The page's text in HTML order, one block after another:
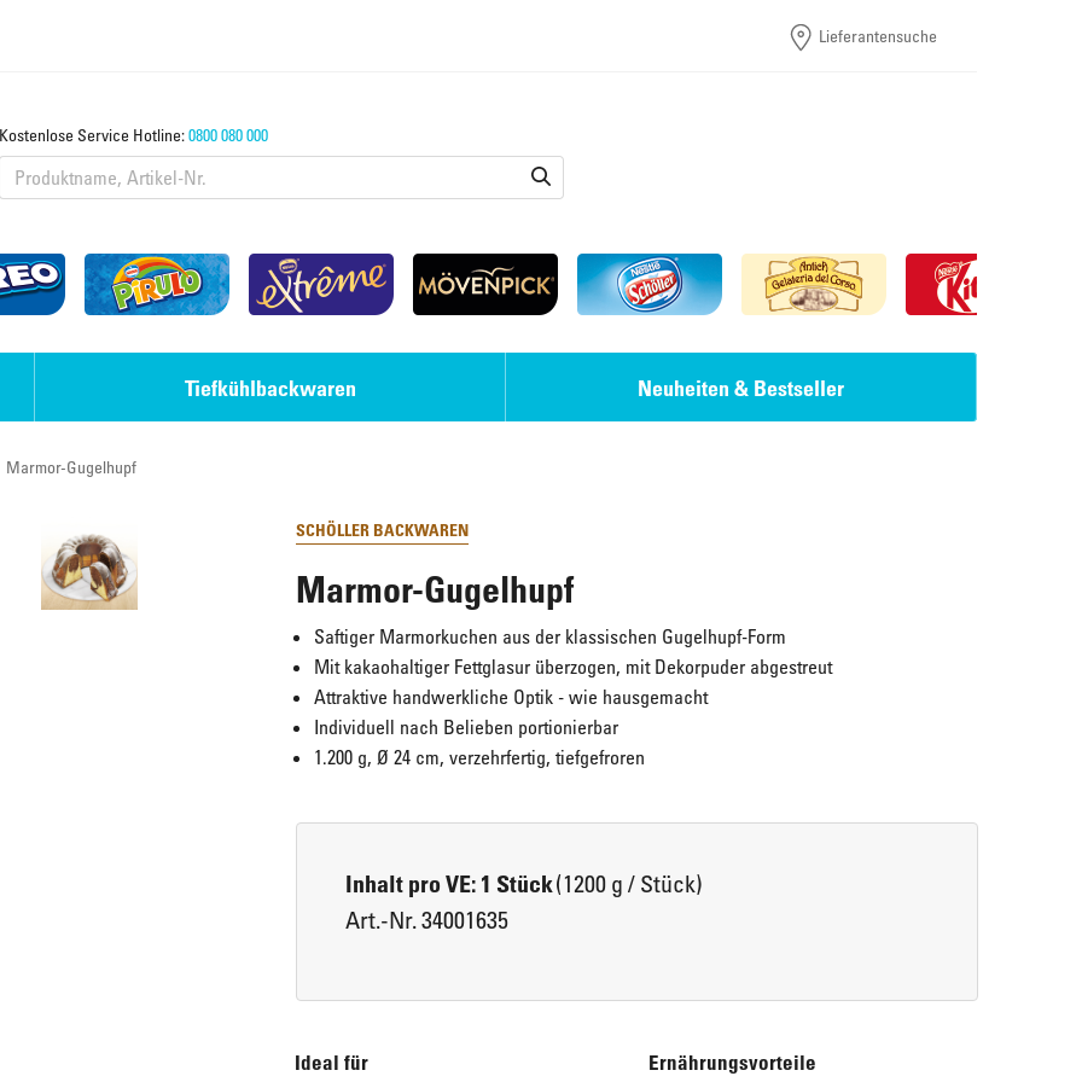
Lieferantensuche
Kostenlose Service Hotline:0800 080 000
Eis für Zuhause
Super lecker!
Tiefkühlbackwaren
Brot, Körberl & Baguettes
York Style"
Neuheiten & Bestseller
Marmor-Gugelhupf
SCHÖLLER BACKWAREN
Marmor-Gugelhupf
Saftiger Marmorkuchen aus der klassischen Gugelhupf-Form
Mit kakaohaltiger Fettglasur überzogen, mit Dekorpuder abgestreut
Attraktive handwerkliche Optik - wie hausgemacht
Individuell nach Belieben portionierbar
1.200 g, Ø 24 cm, verzehrfertig, tiefgefroren
Inhalt pro VE: 1 Stück(1200 g / Stück)
Art.-Nr. 34001635
Ideal für Ernährungsvorteile